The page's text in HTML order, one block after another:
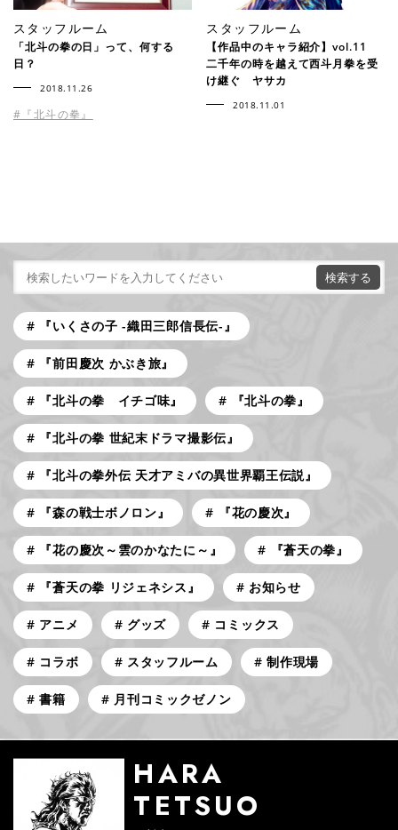
スタッフルーム
「北斗の拳の日」って、何する
日？
2018.11.26
#『北斗の拳』
スタッフルーム
【作品中のキャラ紹介】vol.11
二千年の時を越えて西斗月拳を受
け継ぐ ヤサカ
2018.11.01
『いくさの子 -織田三郎信長伝-』
『前田慶次 かぶき旅』
『北斗の拳 イチゴ味』 『北斗の拳』
『北斗の拳 世紀末ドラマ撮影伝』
『北斗の拳外伝 天才アミバの異世界覇王伝説』
『森の戦士ボノロン』 『花の慶次』
『花の慶次～雲のかなたに～』 『蒼天の拳』
『蒼天の拳 リジェネシス』 お知らせ
アニメ グッズ コミックス
コラボ スタッフルーム 制作現場
書籍 月刊コミックゼノン
HARA
TETSUO